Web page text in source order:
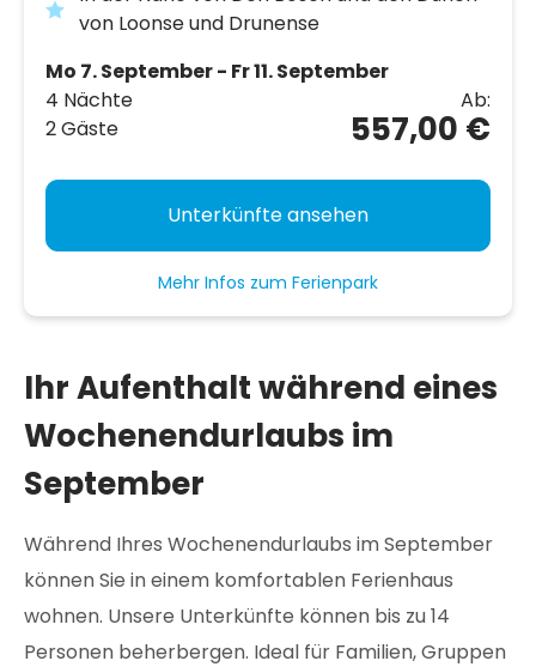
von Loonse und Drunense
Mo 7. September - Fr 11. September
4 Nächte
2 Gäste
Ab:
557,00 €
Unterkünfte ansehen
Mehr Infos zum Ferienpark
Ihr Aufenthalt während eines
Wochenendurlaubs im
September
Während Ihres Wochenendurlaubs im September
können Sie in einem komfortablen Ferienhaus
wohnen. Unsere Unterkünfte können bis zu 14
Personen beherbergen. Ideal für Familien, Gruppen